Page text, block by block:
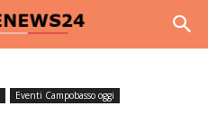
Eventi Campobasso oggi